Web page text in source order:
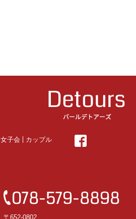
女子会
カップル
〒652-0802